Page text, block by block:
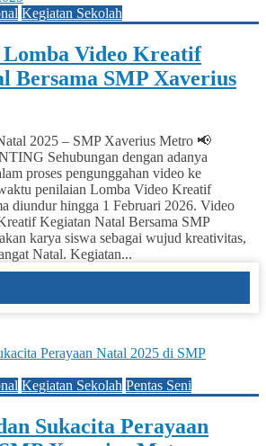
Kegiatan Sekolah
Lomba Video Kreatif
Bersama SMP Xaverius
2025 – SMP Xaverius Metro 📢
Sehubungan dengan adanya
proses pengunggahan video ke
penilaian Lomba Video Kreatif
diundur hingga 1 Februari 2026. Video
Kegiatan Natal Bersama SMP
karya siswa sebagai wujud kreativitas,
Natal. Kegiatan...
Kegiatan Sekolah Pentas Seni
Sukacita Perayaan